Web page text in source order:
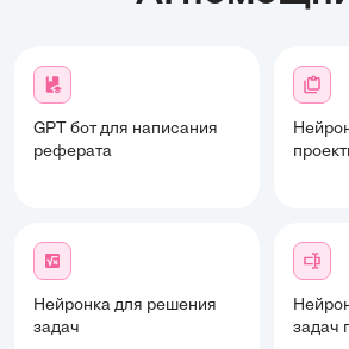
GPT бот для написания
реферата
Нейронка для решения
задач
задач